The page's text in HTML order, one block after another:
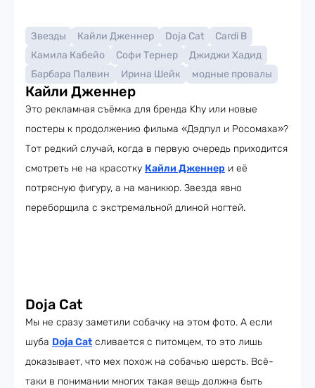
Звезды Кайли Дженнер Doja Cat
Cardi B
Камила Кабейо
Софи Тернер
Джиджи Хадид
Барбара Палвин
Ирина Шейк модные провалы
Кайли Дженнер
Это рекламная съёмка для бренда Khy или новые
постеры к продолжению фильма «Дэдпул и Росомаха»?
Тот редкий случай, когда в первую очередь приходится
смотреть не на красотку Кайли Дженнер и её
потрясную фигуру, а на маникюр. Звезда явно
переборщила с экстремальной длиной ногтей.
Doja Cat
Мы не сразу заметили собачку на этом фото. А если
шуба Doja Cat сливается с питомцем, то это лишь
доказывает, что мех похож на собачью шерсть. Всё-
таки в понимании многих такая вещь должна быть